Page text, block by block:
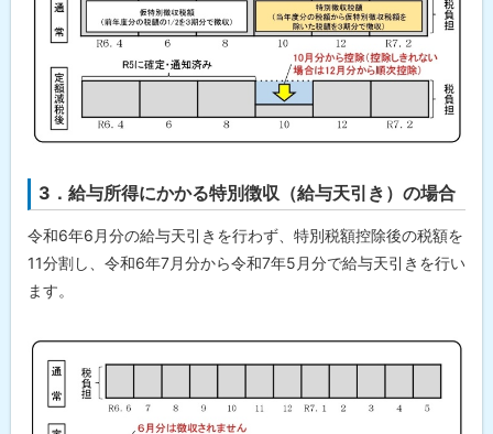
3．給与所得にかかる特別徴収（給与天引き）の場合
令和6年6月分の給与天引きを行わず、特別税額控除後の税額を
11分割し、令和6年7月分から令和7年5月分で給与天引きを行い
ます。